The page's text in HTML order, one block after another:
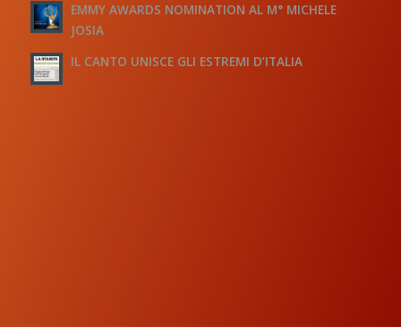
EMMY AWARDS NOMINATION AL M° MICHELE
JOSIA
IL CANTO UNISCE GLI ESTREMI D’ITALIA